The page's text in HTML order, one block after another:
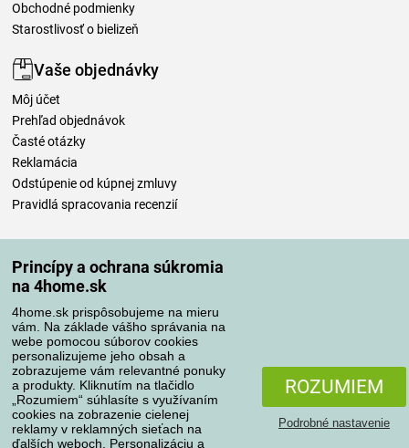
Princípy a ochrana súkromia
na 4home.sk
4home.sk prispôsobujeme na mieru
vám. Na základe vášho správania na
webe pomocou súborov cookies
personalizujeme jeho obsah a
zobrazujeme vám relevantné ponuky
a produkty. Kliknutím na tlačidlo
„Rozumiem“ súhlasíte s využívaním
cookies na zobrazenie cielenej
reklamy v reklamných sieťach na
ďalších weboch. Personalizáciu a
ROZUMIEM
Podrobné nastavenie
Obchodné podmienky
Starostlivosť o bielizeň
Vaše objednávky
Môj účet
Prehľad objednávok
Časté otázky
Reklamácia
Odstúpenie od kúpnej zmluvy
Pravidlá spracovania recenzií
Spôsoby platby
Spoľahlivý obchod